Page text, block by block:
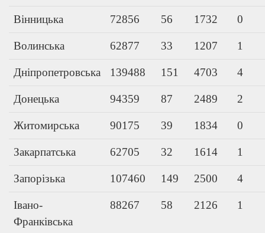
Вінницька 72856 56 1732 0
Волинська 62877 33 1207 1
Дніпропетровська 139488 151 4703 4
Донецька 94359 87 2489 2
Житомирська 90175 39 1834 0
Закарпатська 62705 32 1614 1
Запорізька 107460 149 2500 4
Івано-
Франківська
88267 58 2126 1